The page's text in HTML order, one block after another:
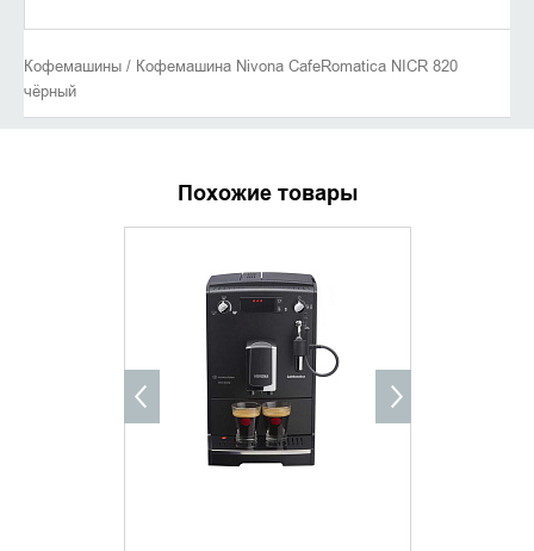
Кофемашины / Кофемашина Nivona CafeRomatica NICR 820
чёрный
Похожие товары
УТОЧНИТЬ НАЛИЧИЕ